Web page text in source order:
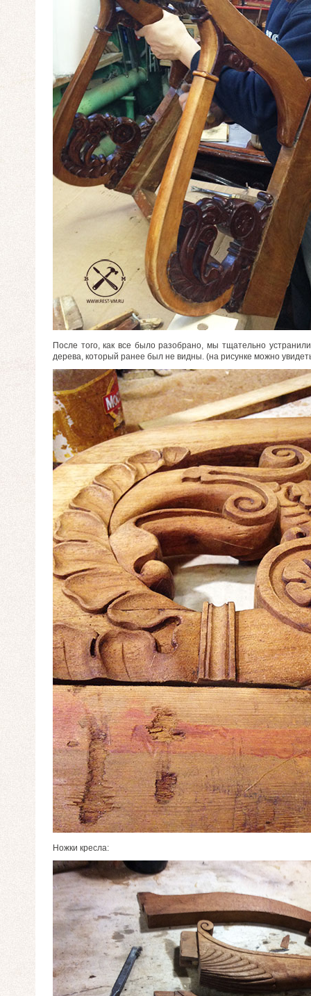
После того, как все было разобрано, мы тщательно
дерева, который ранее был не видны. (на рисунке можно
Ножки кресла: